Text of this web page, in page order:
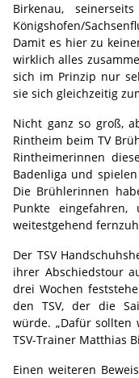
Birkenau,
Königshofen/
Damit es hier zu
wirklich alles
sich im Prinzip nur
sie sich gleichzeitig
Nicht ganz so groß,
Rintheim beim TV
Rintheimerinnen
Badenliga und
Die Brühlerinnen
Punkte
weitestgehend
Der TSV
ihrer Abschiedstour
drei Wochen
den TSV, der die
würde. „Dafür sollten
TSV-Trainer Matthias
Einen weiteren